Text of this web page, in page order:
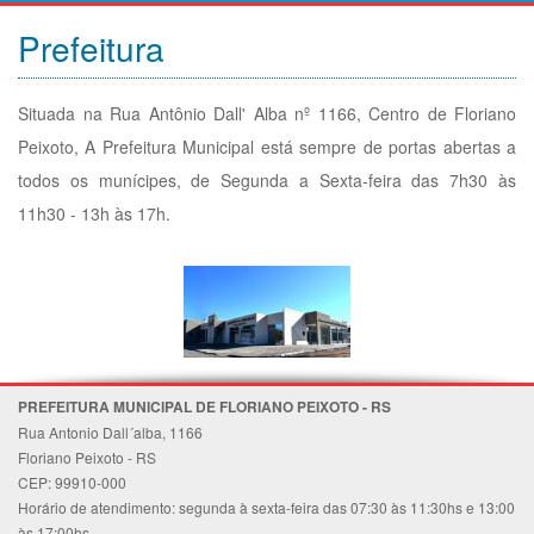
Prefeitura
Situada na Rua Antônio Dall' Alba nº 1166, Centro de Floriano
Peixoto, A Prefeitura Municipal está sempre de portas abertas a
todos os munícipes, de Segunda a Sexta-feira das 7h30 às
11h30 - 13h às 17h.
PREFEITURA MUNICIPAL DE FLORIANO PEIXOTO - RS
Rua Antonio Dall´alba, 1166
Floriano Peixoto - RS
CEP: 99910-000
Horário de atendimento: segunda à sexta-feira das 07:30 às 11:30hs e 13:00